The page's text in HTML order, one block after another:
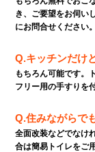
き、ご要望をお伺い
にお問合せください。
Q.キッチンだけ
もちろん可能です。
フリー用の手すりを
Q.住みながらで
全面改装などでなけ
合は簡易トイレをご